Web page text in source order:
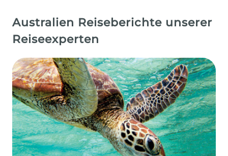
Australien Reiseberichte unserer
Reiseexperten